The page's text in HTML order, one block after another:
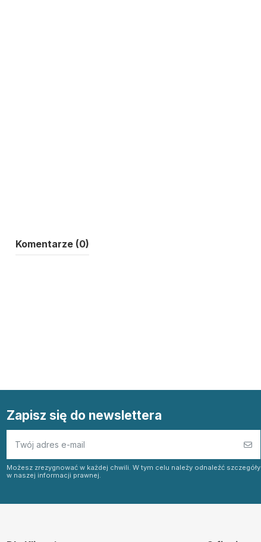
Komentarze (0)
Zapisz się do newslettera
Możesz zrezygnować w każdej chwili. W tym celu należy odnaleźć szczegóły
w naszej informacji prawnej.